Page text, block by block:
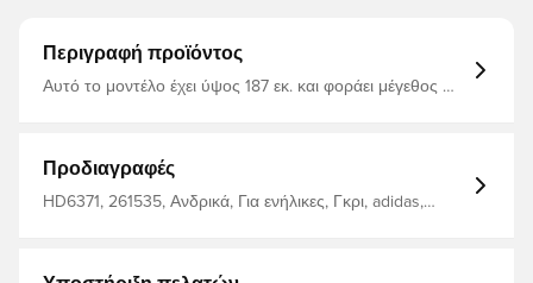
Περιγραφή προϊόντος
Αυτό το μοντέλο έχει ύψος 187 εκ. και φοράει μέγεθος Μ.
λογότυπο του Παγκοσμίου Κυπέλλου FIFA 2022™
Επίσημη άδεια από τη FIFA Υποστηρίζει την
πρωτοβουλία για το καλύτερο βαμβάκι
Προδιαγραφές
HD6371, 261535, Ανδρικά, Για ενήλικες, Γκρι, adidas,